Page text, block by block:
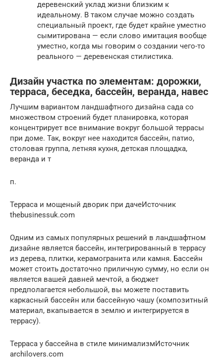
деревенский уклад жизни близким к
идеальному. В таком случае можно создать
специальный проект, где будет крайне уместно
сымитирована — если слово имитация вообще
уместно, когда мы говорим о создании чего-то
реального — деревенская стилистика.
Дизайн участка по элементам: дорожки,
терраса, беседка, бассейн, веранда, навес
Лучшим вариантом ландшафтного дизайна сада со
множеством строений будет планировка, которая
концентрирует все внимание вокруг большой террасы
при доме. Так, вокруг нее находится бассейн, патио,
столовая группа, летняя кухня, детская площадка,
веранда и т
п.
Терраса и мощеный дворик при дачеИсточник
thebusinessuk.com
Одним из самых популярных решений в ландшафтном
дизайне является бассейн, интегрированный в террасу
из дерева, плитки, керамогранита или камня. Бассейн
может стоить достаточно приличную сумму, но если он
является вашей давней мечтой, а бюджет
предполагается небольшой, вы можете поставить
каркасный бассейн или бассейную чашу (композитный
материал, вкапывается в землю и интегрируется в
террасу).
Терраса у бассейна в стиле минимализмИсточник
archilovers.com